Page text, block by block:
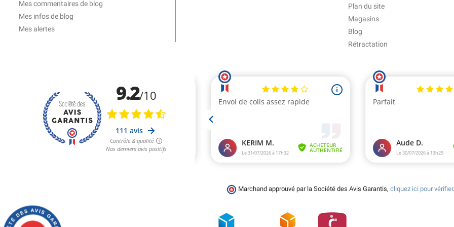
Mes commentaires de blog
Mes infos de blog
Mes alertes
Plan du site
Magasins
Blog
Rétractation
Marchand approuvé par la Société des Avis Garantis, cliquez ici pour vérifier.